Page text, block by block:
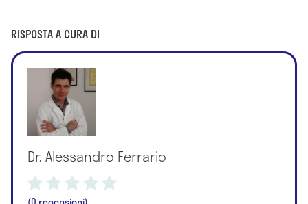
RISPOSTA A CURA DI
Dr. Alessandro Ferrario